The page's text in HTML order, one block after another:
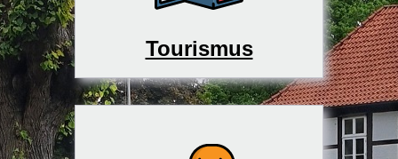
Tourismus